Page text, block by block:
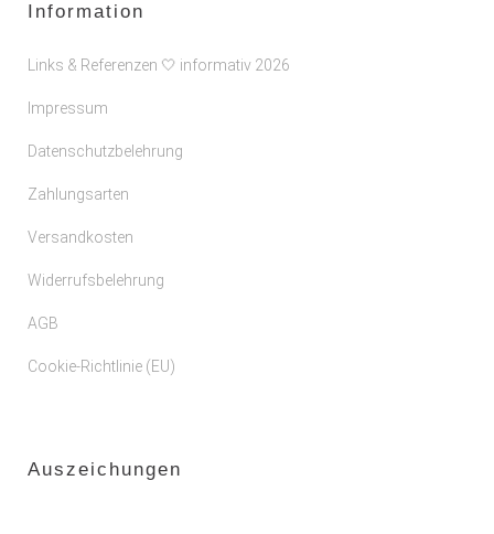
Information
Links & Referenzen 🤍 informativ 2026
Impressum
Datenschutzbelehrung
Zahlungsarten
Versandkosten
Widerrufsbelehrung
AGB
Cookie-Richtlinie (EU)
Auszeichungen